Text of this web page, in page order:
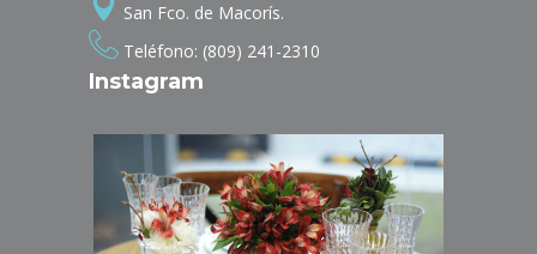
San Fco. de Macorís.
Teléfono: (809) 241-2310
Instagram